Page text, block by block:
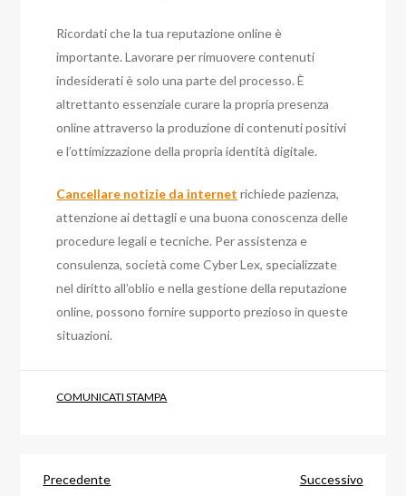
Ricordati che la tua reputazione online è
importante. Lavorare per rimuovere contenuti
indesiderati è solo una parte del processo. È
altrettanto essenziale curare la propria presenza
online attraverso la produzione di contenuti positivi
e l’ottimizzazione della propria identità digitale.
Cancellare notizie da internet richiede pazienza,
attenzione ai dettagli e una buona conoscenza delle
procedure legali e tecniche. Per assistenza e
consulenza, società come Cyber Lex, specializzate
nel diritto all’oblio e nella gestione della reputazione
online, possono fornire supporto prezioso in queste
situazioni.
COMUNICATI STAMPA
Articolo
Precedente
Successivo